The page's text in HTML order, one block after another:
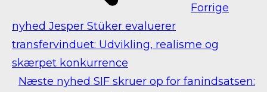
Forrige
nyhed Jesper Stüker evaluerer
transfervinduet: Udvikling, realisme og
skærpet konkurrence
Næste nyhed SIF skruer op for fanindsatsen: